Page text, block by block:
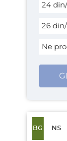
24
26
Ne
BG NS